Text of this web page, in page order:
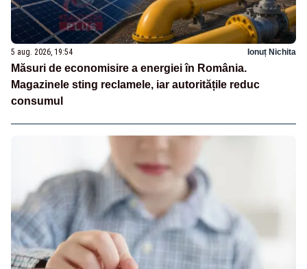
5 aug. 2026, 19:54 Ionuț Nichita
Măsuri de economisire a energiei în România.
Magazinele sting reclamele, iar autoritățile reduc
consumul